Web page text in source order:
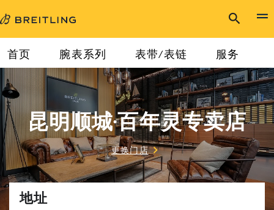
首页 腕表系列 表带/表链 服务
昆明顺城·百年灵专卖店
更换门店
地址